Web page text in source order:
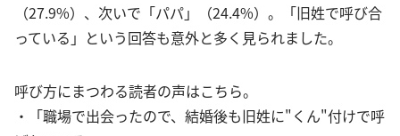
（27.9%）、次いで「パパ」（24.4%）。「旧姓で呼び合
っている」という回答も意外と多く見られました。
呼び方にまつわる読者の声はこちら。
・「職場で出会ったので、結婚後も旧姓に"くん"付けで呼